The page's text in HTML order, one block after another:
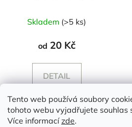
Tento web používá soubory
tohoto webu vyjadřujete souhlas
Více informacízde.
Skladem (>5 ks)
od 20 Kč
DETAIL